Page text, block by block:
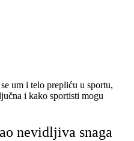
um i telo prepliću u sportu,
i kako sportisti mogu
nevidljiva snaga